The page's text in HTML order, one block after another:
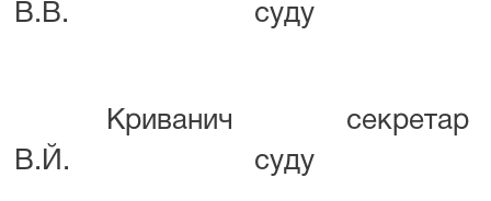
В.В.
суду
Криванич
В.Й.
секретар
суду